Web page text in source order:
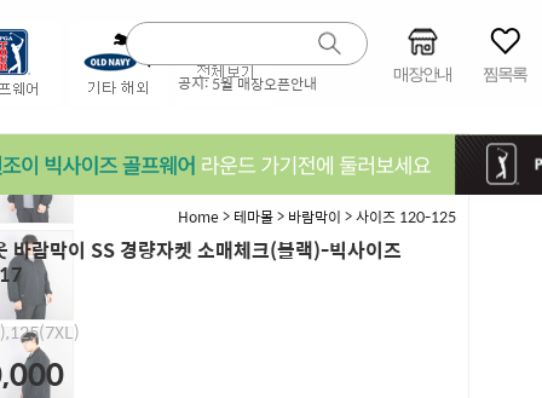
공지:5월 매장오픈안내 매장안내 찜목록
Home> 테마몰> 바람막이 >사이즈 120-125
바람막이 SS 경량자켓 소매체크(블랙)-빅사이즈